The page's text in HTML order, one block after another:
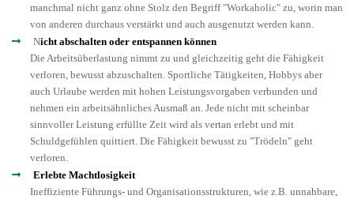
manchmal nicht ganz ohne Stolz den Begriff "Workaholic" zu, worin man
von anderen durchaus verstärkt und auch ausgenutzt werden kann.
Nicht abschalten oder entspannen können
Die Arbeitsüberlastung nimmt zu und gleichzeitig geht die Fähigkeit
verloren, bewusst abzuschalten. Sportliche Tätigkeiten, Hobbys aber
auch Urlaube werden mit hohen Leistungsvorgaben verbunden und
nehmen ein arbeitsähnliches Ausmaß an. Jede nicht mit scheinbar
sinnvoller Leistung erfüllte Zeit wird als vertan erlebt und mit
Schuldgefühlen quittiert. Die Fähigkeit bewusst zu "Trödeln" geht
verloren.
Erlebte Machtlosigkeit
Ineffiziente Führungs- und Organisationsstrukturen, wie z.B. unnahbare,